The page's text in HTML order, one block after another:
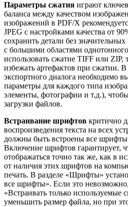
Параметры сжатия играют
баланса между качеством
изображений в PDF/X
JPEG с настройками качества от
сохранить детали без
с большими областями
использовать сжатие TIFF или ZIP,
избежать артефактов при сжатии.
экспортного диалога необходимо
параметры для каждого типа
элементы, фотографии и т.д.),
загрузки файлов.
Встраивание шрифтов критично
воспроизведения текста на всех
должны быть встроены все
Включение шрифтов гарантирует,
отображаться точно так же, как в
от наличия этих шрифтов на
печать. В разделе «Шрифты»
все шрифты». Если это
«Встраивать только
уменьшить размер файла, но при